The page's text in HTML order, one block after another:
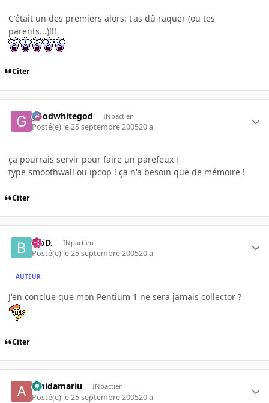
C'était un des premiers alors: t'as dû raquer (ou tes
parents...)!!!
Citer
goodwhitegod INpactien
Posté(e) le 25 septembre 200520 a
ça pourrais servir pour faire un parefeux !
type smoothwall ou ipcop ! ça n'a besoin que de mémoire !
Citer
.BöD. INpactien
Posté(e) le 25 septembre 200520 a
AUTEUR
J'en conclue que mon Pentium 1 ne sera jamais collector ?
Citer
amidamariu INpactien
Posté(e) le 25 septembre 200520 a